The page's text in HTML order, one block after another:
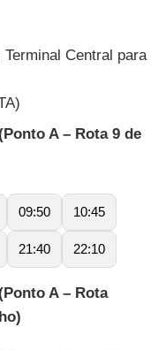
Central para
A – Rota 9 de
09:50 10:45
21:40 22:10
A – Rota